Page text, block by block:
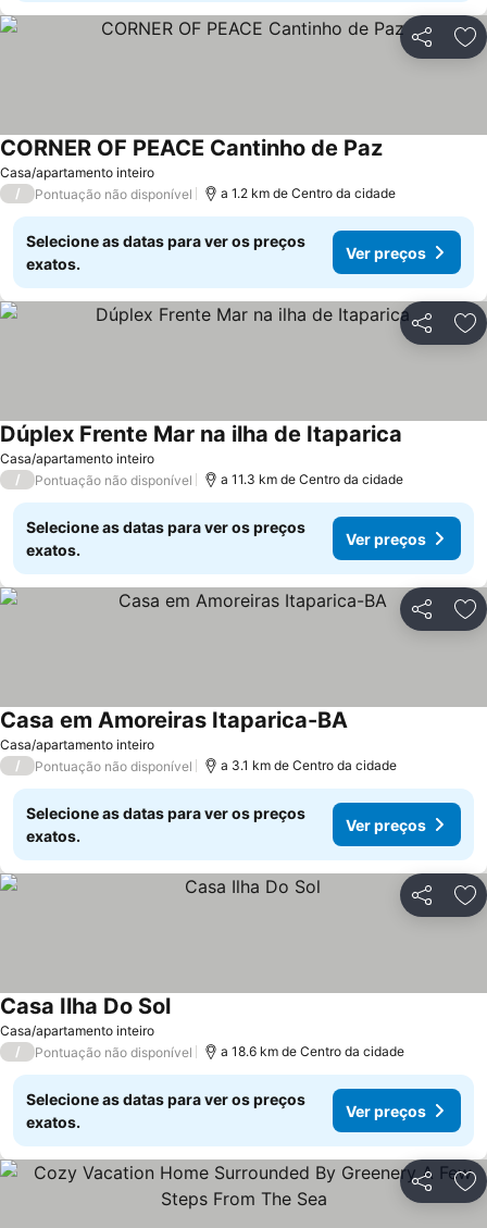
Partilhar
Casa/apartamento inteiro
CORNER OF PEACE Cantinho de PazVer preços
/ Pontuação não disponível a 1.2 km de Centro da cidade
Selecione as datas para ver os preços
exatos.
Ver preços
Partilhar
Casa/apartamento inteiro
Dúplex Frente Mar na ilha de Itaparica
/ Pontuação não disponível a 11.3 km de Centro da cidade
Selecione as datas para ver os preços
exatos.
Ver preços
Partilhar
Casa/apartamento inteiro
Casa em Amoreiras Itaparica-BAVer preços
/ Pontuação não disponível a 3.1 km de Centro da cidade
Selecione as datas para ver os preços
exatos.
Ver preços
Partilhar
Casa/apartamento inteiro
Casa Ilha Do SolVer preços
/ Pontuação não disponível a 18.6 km de Centro da cidade
Selecione as datas para ver os preços
exatos.
Ver preços
Partilhar